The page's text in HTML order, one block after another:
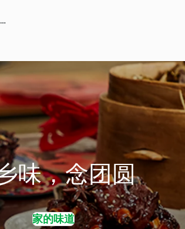
味，念团圆
家的味道